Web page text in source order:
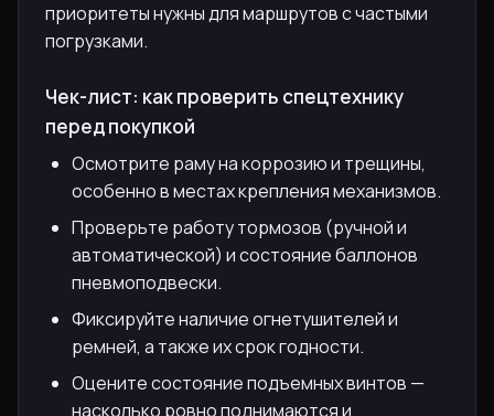
приоритеты нужны для маршрутов с частыми
погрузками.
Чек-лист: как проверить спецтехнику
перед покупкой
Осмотрите раму на коррозию и трещины,
особенно в местах крепления механизмов.
Проверьте работу тормозов (ручной и
автоматической) и состояние баллонов
пневмоподвески.
Фиксируйте наличие огнетушителей и
ремней, а также их срок годности.
Оцените состояние подъемных винтов —
насколько ровно поднимаются и